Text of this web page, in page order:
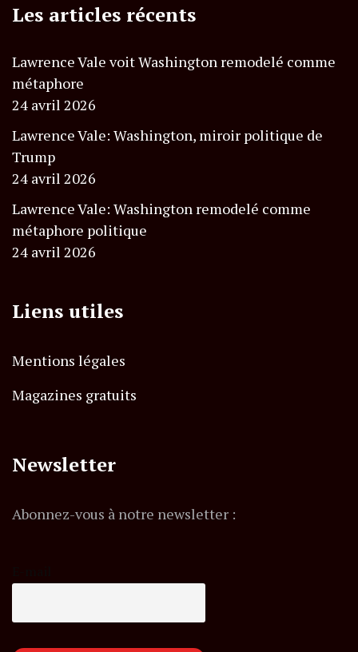
Les articles récents
Lawrence Vale voit Washington remodelé comme
métaphore
24 avril 2026
Lawrence Vale: Washington, miroir politique de
Trump
24 avril 2026
Lawrence Vale: Washington remodelé comme
métaphore politique
24 avril 2026
Liens utiles
Mentions légales
Magazines gratuits
Newsletter
Abonnez-vous à notre newsletter :